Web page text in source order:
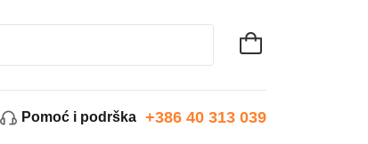
Pomoć i podrška +386 40 313 039